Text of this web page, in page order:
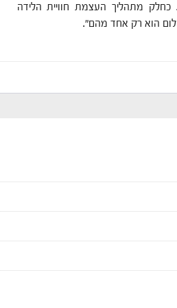
מתהליך העצמת חוויית הלידה
הוא רק אחד מהם".